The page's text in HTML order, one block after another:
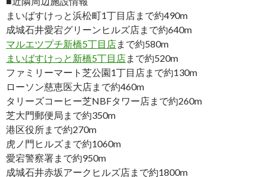
まいばすけっと浜松町1丁目店まで約490m
成城石井愛宕グリーンヒルズ店まで約640m
マルエツプチ新橋5丁目店まで約580m
まいばすけっと新橋5丁目店まで約520m
ファミリーマート芝公園1丁目店まで約130m
ローソン慈恵医大店まで約460m
タリーズコーヒー芝NBFタワー店まで約260m
芝大門郵便局まで約350m
港区役所まで約270m
虎ノ門ヒルズまで約1060m
愛宕警察署まで約950m
成城石井赤坂アークヒルズ店まで約1800m